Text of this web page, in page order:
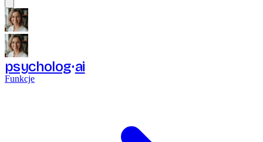
psycholog ai
Funkcje